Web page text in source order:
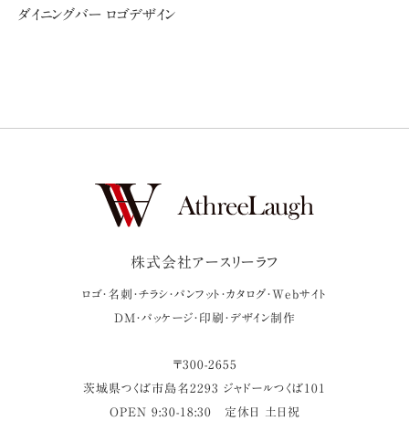
ダイニングバー ロゴデザイン
株式会社アースリーラフ
ロゴ・名刺・チラシ・パンフット・カタログ・Webサイト
DM・パッケージ・印刷・デザイン制作
〒300-2655
茨城県つくば市島名2293 ジャドールつくば101
OPEN 9:30-18:30
定休日 土日祝